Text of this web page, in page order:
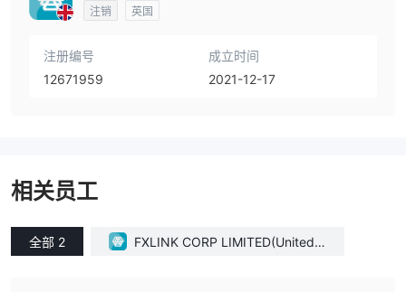
注销 英国
注册编号
12671959
成立时间
2021-12-17
相关员工
全部 2
FXLINK CORP LIMITED(United K